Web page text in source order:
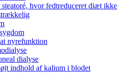
hvor fedtreduceret diæt ikke
nyrefunktion
dialyse
indhold af kalium i blodet